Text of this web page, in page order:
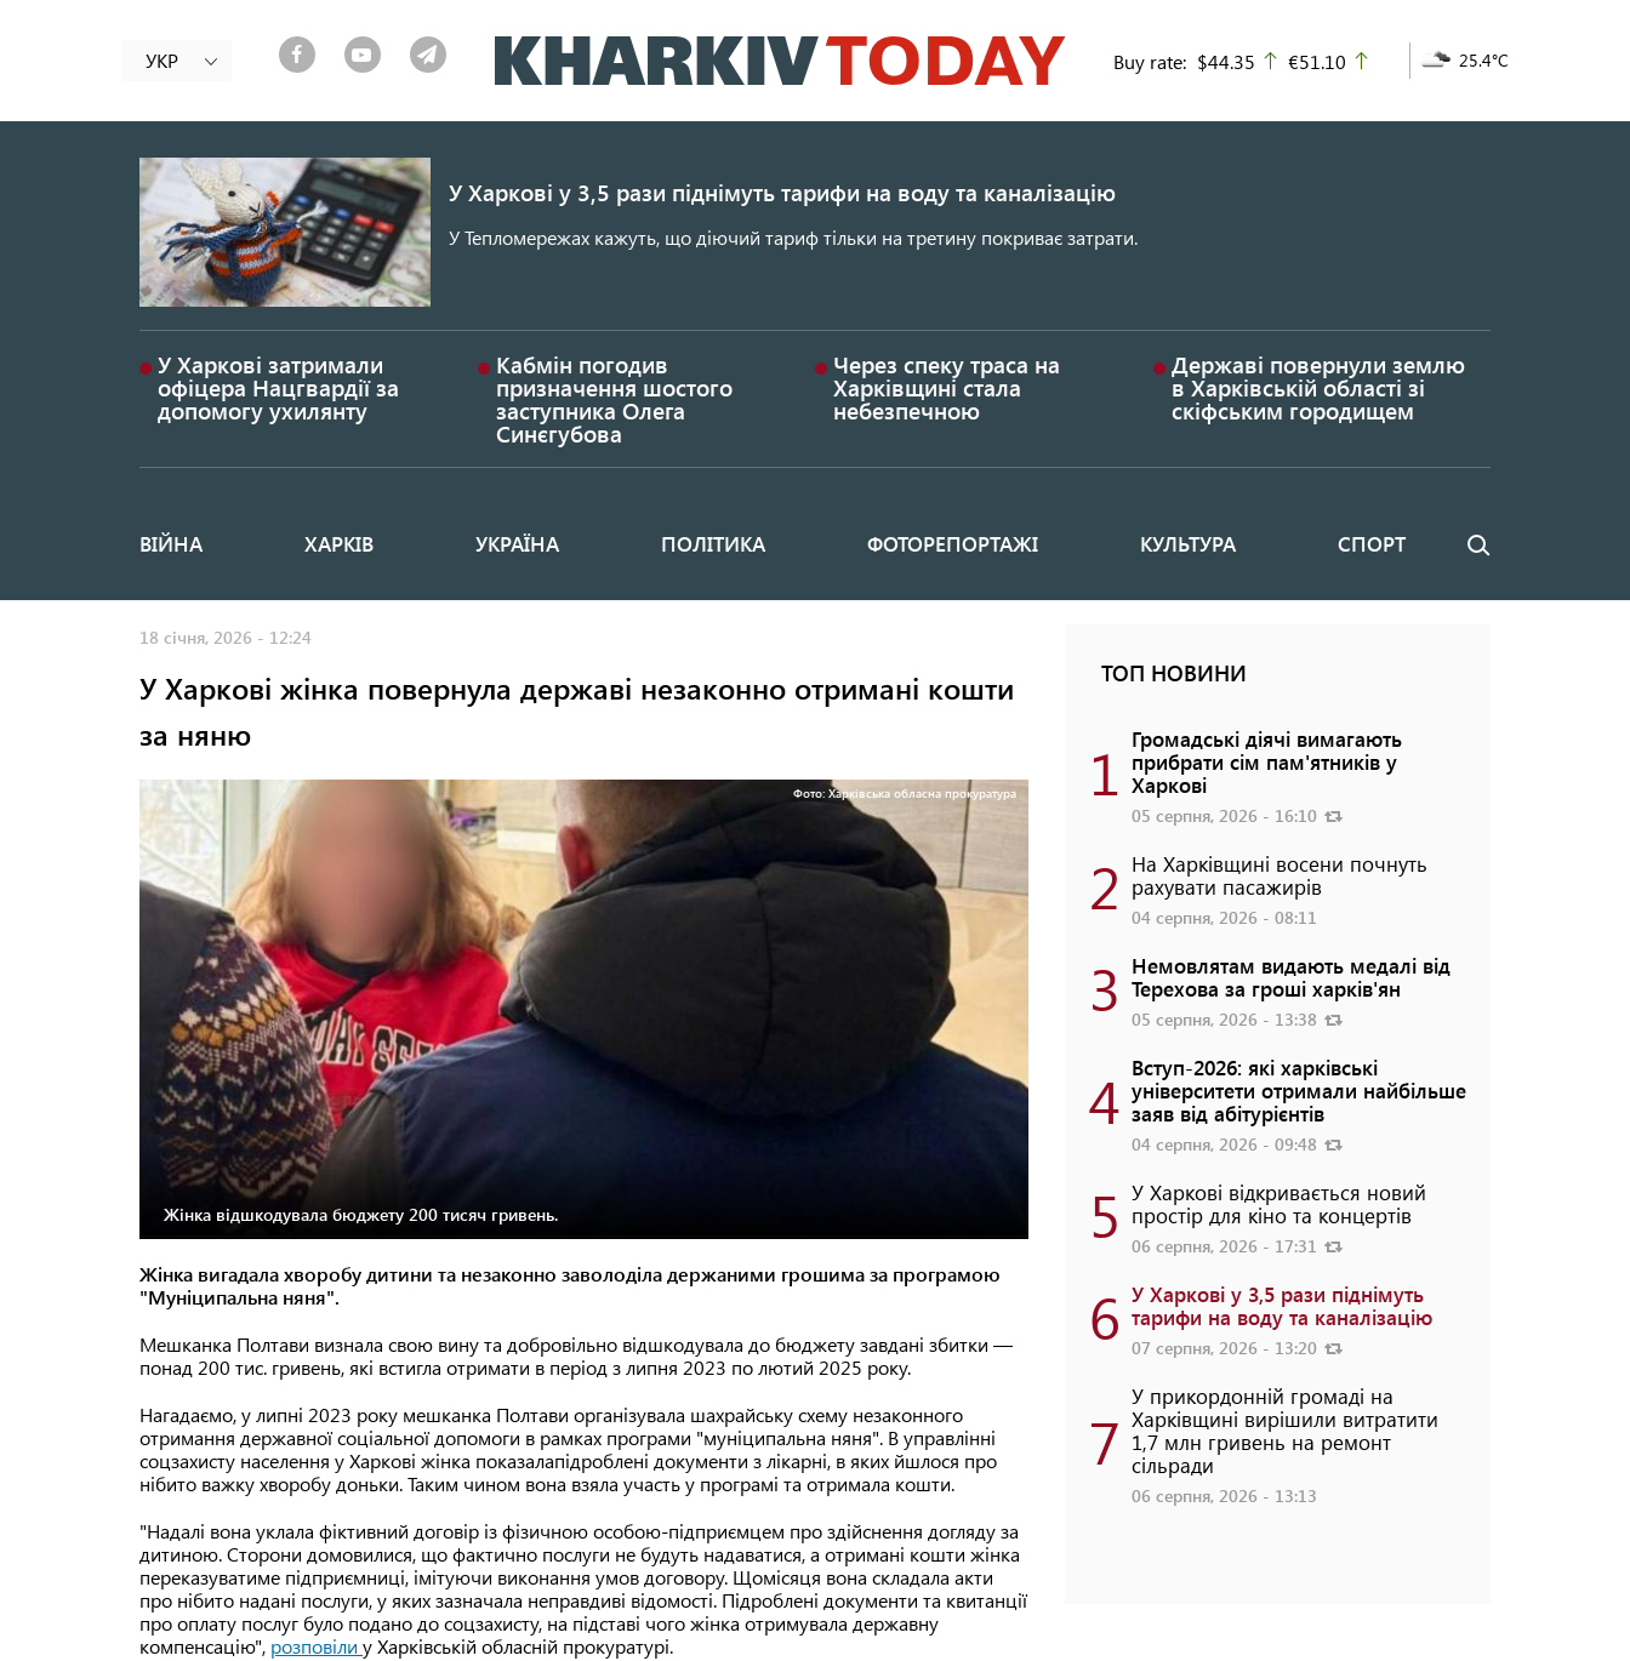
до
основного
УКР Buy rate: $44.35 up
€51.10 25.4°C
У Харкові у 3,5 рази піднімуть тарифи на воду та каналізацію
У Тепломережах кажуть, що діючий тариф тільки на третину покриває затрати.
У Харкові затримали
офіцера Нацгвардії за
допомогу ухилянту
Кабмін погодив
призначення шостого
заступника Олега
Синєгубова
Через спеку траса на
Харківщині стала
небезпечною
Державі повернули землю
в Харківській області зі
скіфським городищем
Основная
ВІЙНА ХАРКІВ УКРАЇНА ПОЛІТИКА ФОТОРЕПОРТАЖІ КУЛЬТУРА СПОРТ Пошук
18 січня, 2026 - 12:24
У Харкові жінка повернула державі незаконно отримані кошти
за няню
Фото: Харківська обласна прокуратура
Жінка відшкодувала бюджету 200 тисяч гривень.
Жінка вигадала хворобу дитини та незаконно заволоділа держаними грошима за програмою
"Муніципальна няня".
Мешканка Полтави визнала свою вину та добровільно відшкодувала до бюджету завдані збитки —
понад 200 тис. гривень, які встигла отримати в період з липня 2023 по лютий 2025 року.
Нагадаємо, у липні 2023 року мешканка Полтави організувала шахрайську схему незаконного
отримання державної соціальної допомоги в рамках програми "муніципальна няня". В управлінні
соцзахисту населення у Харкові жінка показалапідроблені документи з лікарні, в яких йшлося про
нібито важку хворобу доньки. Таким чином вона взяла участь у програмі та отримала кошти.
"Надалі вона уклала фіктивний договір із фізичною особою-підприємцем про здійснення догляду за
дитиною. Сторони домовилися, що фактично послуги не будуть надаватися, а отримані кошти жінка
переказуватиме підприємниці, імітуючи виконання умов договору. Щомісяця вона складала акти
про нібито надані послуги, у яких зазначала неправдиві відомості. Підроблені документи та квитанції
про оплату послуг було подано до соцзахисту, на підставі чого жінка отримувала державну
компенсацію", розповіли у Харківській обласній прокуратурі.
ТОП НОВИНИ
1 Громадські діячі вимагають
прибрати сім пам'ятників у
Харкові
05 серпня, 2026 - 16:10
2 На Харківщині восени почнуть
рахувати пасажирів
04 серпня, 2026 - 08:11
3 Немовлятам видають медалі від
Терехова за гроші харків'ян
05 серпня, 2026 - 13:38
4 Вступ-2026: які харківські
університети отримали найбільше
заяв від абітурієнтів
04 серпня, 2026 - 09:48
5 У Харкові відкривається новий
простір для кіно та концертів
06 серпня, 2026 - 17:31
6 У Харкові у 3,5 рази піднімуть
тарифи на воду та каналізацію
07 серпня, 2026 - 13:20
7
У прикордонній громаді на
Харківщині вирішили витратити
1,7 млн гривень на ремонт
сільради
06 серпня, 2026 - 13:13